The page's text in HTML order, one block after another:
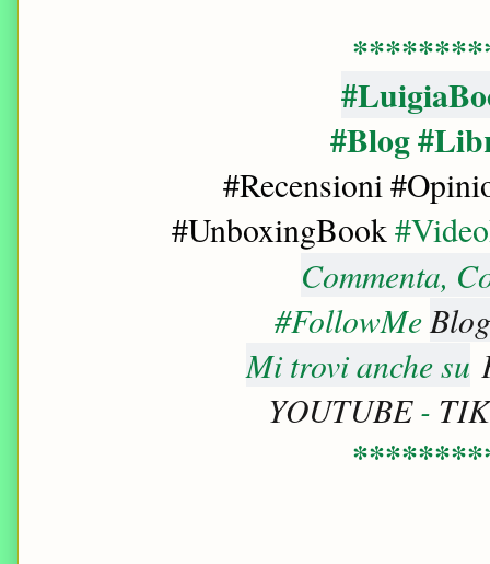
#Blog
#Recensioni
#UnboxingBook
Commenta,
#FollowMe
Mi trovi anche su
YOUTUBE -